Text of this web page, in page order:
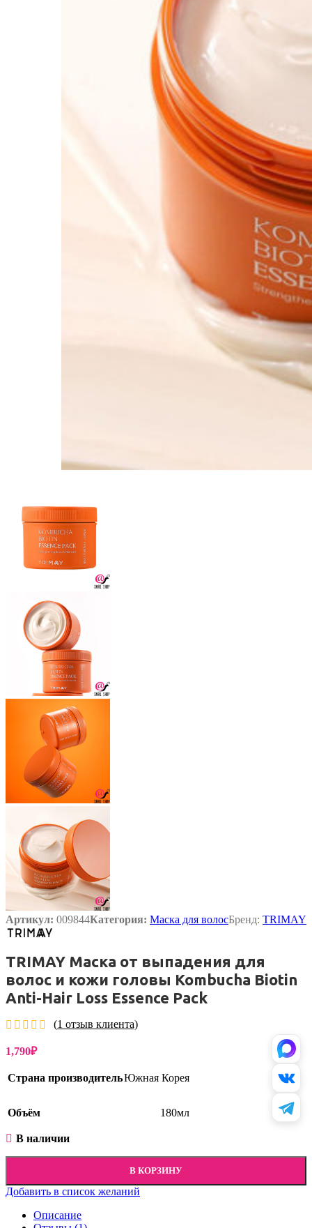
Артикул: 009844Категория: Маска для волосБренд: TRIMAY
TRIMAY Маска от выпадения для
волос и кожи головы Kombucha Biotin
Anti-Hair Loss Essence Pack
(1 отзыв клиента)
1,790₽
Страна производительЮжная Корея
Объём 180мл
В наличии
В КОРЗИНУ
Добавить в список желаний
Описание